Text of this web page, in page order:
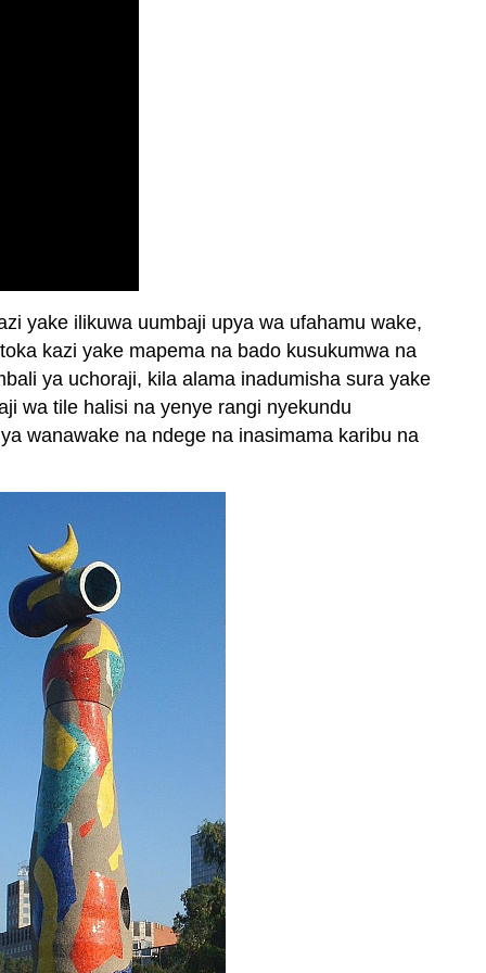
yake ilikuwa uumbaji upya wa ufahamu wake,
kazi yake mapema na bado kusukumwa na
ya uchoraji, kila alama inadumisha sura yake
wa tile halisi na yenye rangi nyekundu
wanawake na ndege na inasimama karibu na